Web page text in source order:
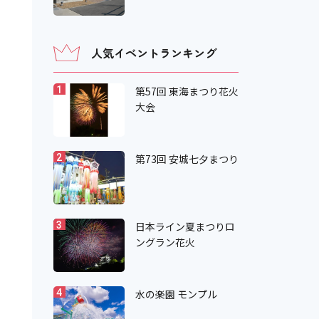
人気イベントランキング
1
第57回 東海まつり花火
大会
2 第73回 安城七夕まつり
3
日本ライン夏まつりロ
ングラン花火
4 水の楽園 モンプル